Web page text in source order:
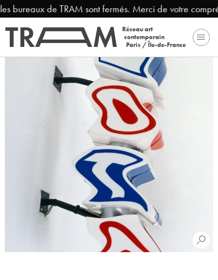
de TRAM sont fermés. Merci de votre
Réseau art
contemporain
Paris / Île-de-France